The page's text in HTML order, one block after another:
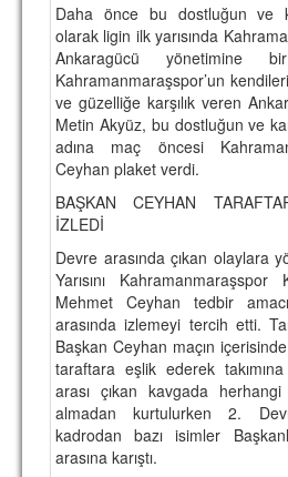
Daha önce bu dostluğun ve
olarak ligin ilk yarısında
Ankaragücü yönetimine
Kahramanmaraşspor’un
ve güzelliğe karşılık veren
Metin Akyüz, bu dostluğun ve
adına maç öncesi
Ceyhan plaket verdi.
BAŞKAN CEYHAN
İZLEDİ
Devre arasında çıkan olaylara
Yarısını
Mehmet Ceyhan tedbir
arasında izlemeyi tercih etti.
Başkan Ceyhan maçın
taraftara eşlik ederek
arası çıkan kavgada
almadan kurtulurken 2.
kadrodan bazı isimler
arasına karıştı.